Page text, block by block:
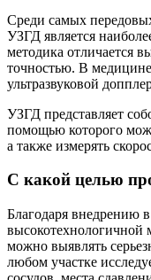
Среди самых
УЗГД является
методика отличается
точностью. В
ультразвуковой
УЗГД представляет
помощью которого
а также измерять
С какой целью
Благодаря внедрению
высокотехнологичной
можно выявлять
любом участке